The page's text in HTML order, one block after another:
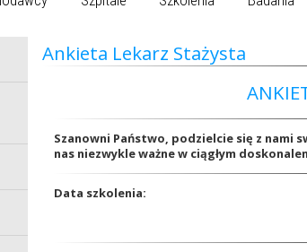
Ankieta Lekarz Stażysta
Szanowni Państwo, podzielcie się z nami
nas niezwykle ważne w ciągłym
Data szkolenia: